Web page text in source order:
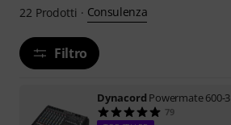
22 Prodotti · Consulenza
Filtro
Dynacord Powermate 600-3
79